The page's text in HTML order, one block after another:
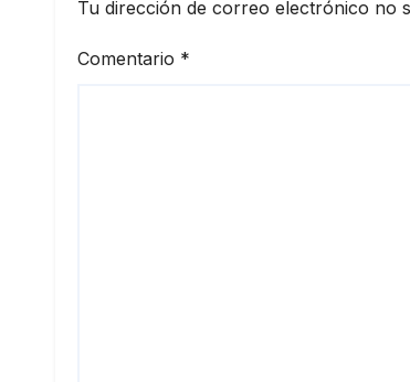
Tu dirección de correo electrónico no
Comentario *